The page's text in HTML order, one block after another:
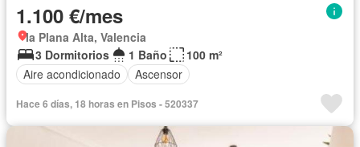
1.100 €/mes
la Plana Alta, Valencia
3 Dormitorios
1 Baño
100 m²
Aire acondicionado
Ascensor
Hace 6 días, 18 horas en Pisos - 520337